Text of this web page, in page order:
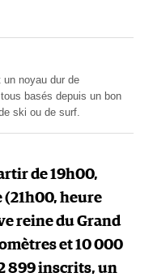
un noyau dur de
basés depuis un bon
ski ou de surf.
de 19h00,
(21h00, heure
reine du Grand
et 10 000
899 inscrits, un